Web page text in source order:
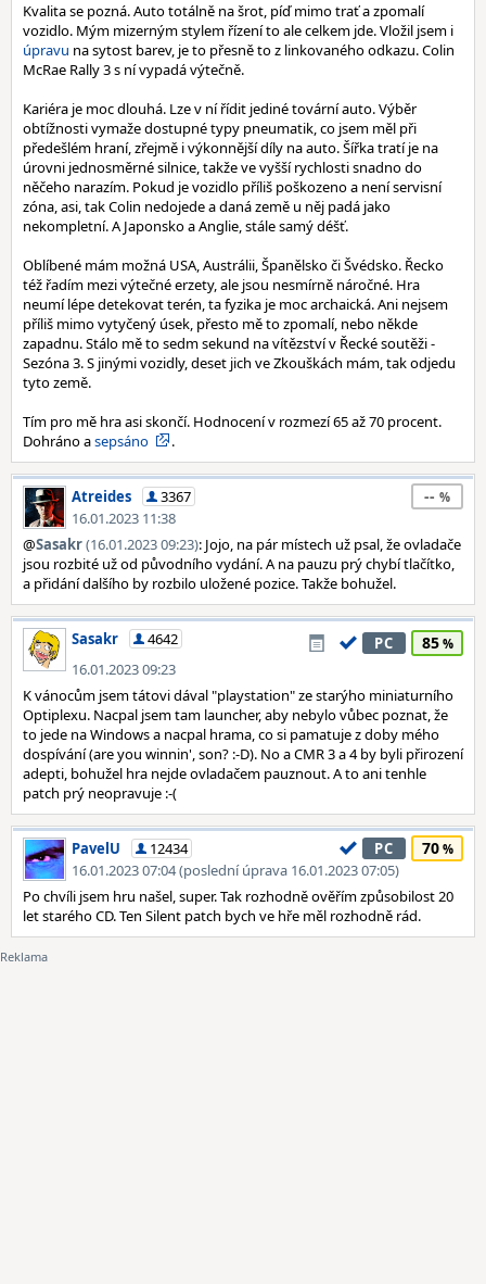
Kvalita se pozná. Auto totálně na šrot, píď mimo trať a zpomalí
vozidlo. Mým mizerným stylem řízení to ale celkem jde. Vložil jsem i
úpravu na sytost barev, je to přesně to z linkovaného odkazu. Colin
McRae Rally 3 s ní vypadá výtečně.
Kariéra je moc dlouhá. Lze v ní řídit jediné tovární auto. Výběr
obtížnosti vymaže dostupné typy pneumatik, co jsem měl při
předešlém hraní, zřejmě i výkonnější díly na auto. Šířka tratí je na
úrovni jednosměrné silnice, takže ve vyšší rychlosti snadno do
něčeho narazím. Pokud je vozidlo příliš poškozeno a není servisní
zóna, asi, tak Colin nedojede a daná země u něj padá jako
nekompletní. A Japonsko a Anglie, stále samý déšť.
Oblíbené mám možná USA, Austrálii, Španělsko či Švédsko. Řecko
též řadím mezi výtečné erzety, ale jsou nesmírně náročné. Hra
neumí lépe detekovat terén, ta fyzika je moc archaická. Ani nejsem
příliš mimo vytyčený úsek, přesto mě to zpomalí, nebo někde
zapadnu. Stálo mě to sedm sekund na vítězství v Řecké soutěži -
Sezóna 3. S jinými vozidly, deset jich ve Zkouškách mám, tak odjedu
tyto země.
Tím pro mě hra asi skončí. Hodnocení v rozmezí 65 až 70 procent.
Dohráno asepsáno .
Atreides
3367
16.01.2023 11:38
--
@Sasakr(16.01.2023 09:23): Jojo, na pár místech už psal, že ovladače
jsou rozbité už od původního vydání. A na pauzu prý chybí tlačítko,
a přidání dalšího by rozbilo uložené pozice. Takže bohužel.
Sasakr
4642
16.01.2023 09:23
PC 85
K vánocům jsem tátovi dával "playstation" ze starýho miniaturního
Optiplexu. Nacpal jsem tam launcher, aby nebylo vůbec poznat, že
to jede na Windows a nacpal hrama, co si pamatuje z doby mého
dospívání (are you winnin', son? :-D). No a CMR 3 a 4 by byli přirození
adepti, bohužel hra nejde ovladačem pauznout. A to ani tenhle
patch prý neopravuje :-(
PavelU
12434
16.01.2023 07:04 (poslední úprava 16.01.2023 07:05)
PC 70
Po chvíli jsem hru našel, super. Tak rozhodně ověřím způsobilost 20
let starého CD. Ten Silent patch bych ve hře měl rozhodně rád.